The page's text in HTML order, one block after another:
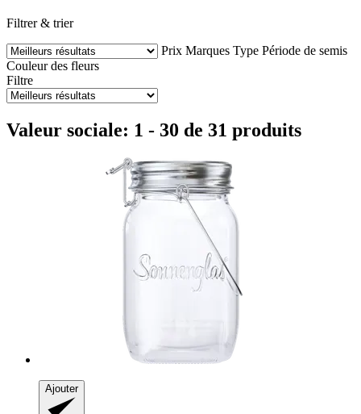
Filtrer & trier
Prix Marques Type Période de semis
Couleur des fleurs
Filtre
Valeur sociale: 1 - 30 de 31 produits
Ajouter